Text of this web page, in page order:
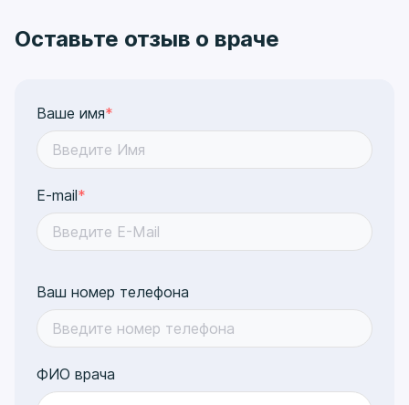
Оставьте отзыв о враче
Ваше имя*
E-mail*
Ваш номер телефона
ФИО врача